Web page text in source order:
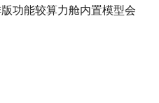
版功能较算力舱内置模型会